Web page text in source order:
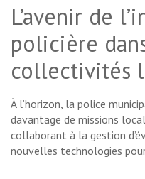
L’avenir de
policière
collectivités
À l’horizon, la police
davantage de missions
collaborant à la gestion
nouvelles technologies